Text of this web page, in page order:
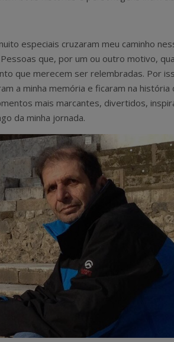
especiais cruzaram meu caminho
que, por um ou outro motivo,
que merecem ser relembradas. Por
a minha memória e ficaram na
mais marcantes, divertidos,
da minha jornada.